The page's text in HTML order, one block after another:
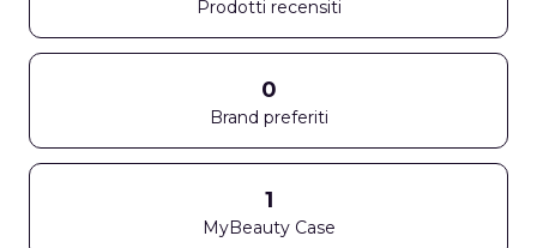
Prodotti recensiti
0
Brand preferiti
1
MyBeauty Case